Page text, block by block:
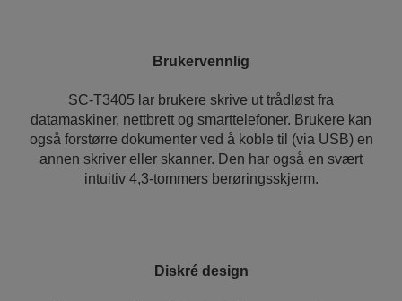
Brukervennlig
SC-T3405 lar brukere skrive ut trådløst fra
datamaskiner, nettbrett og smarttelefoner. Brukere kan
også forstørre dokumenter ved å koble til (via USB) en
annen skriver eller skanner. Den har også en svært
intuitiv 4,3-tommers berøringsskjerm.
Diskré design